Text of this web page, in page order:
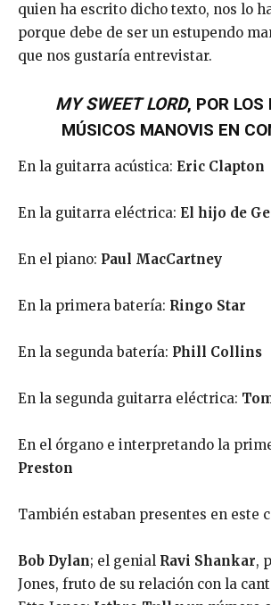
quien ha escrito dicho texto, nos lo
porque debe de ser un estupendo
que nos gustaría entrevistar.
MY SWEET LORD, POR LOS
MÚSICOS MANOVIS EN
En la guitarra acústica: Eric Clapton
En la guitarra eléctrica: El hijo de
En el piano: Paul MacCartney
En la primera batería: Ringo Star
En la segunda batería: Phill Collins
En la segunda guitarra eléctrica:
En el órgano e interpretando la
Preston
También estaban presentes en este
Bob Dylan; el genial Ravi Shankar,
Jones, fruto de su relación con la